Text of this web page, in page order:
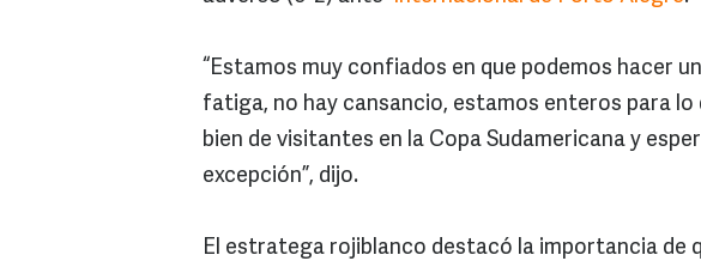
“Estamos muy confiados en que podemos hacer
fatiga, no hay cansancio, estamos enteros para lo
bien de visitantes en la Copa Sudamericana y
excepción”, dijo.
El estratega rojiblanco destacó la importancia de